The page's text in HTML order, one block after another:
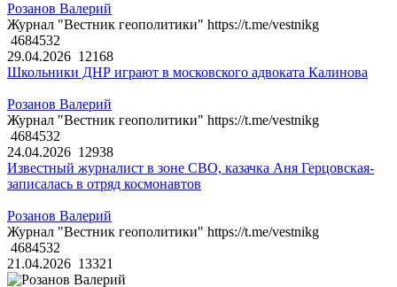
Розанов Валерий
Журнал "Вестник геополитики" https://t.me/vestnikg
4684532
29.04.2026 12168
Школьники ДНР играют в московского адвоката Калинова
Розанов Валерий
Журнал "Вестник геополитики" https://t.me/vestnikg
4684532
24.04.2026 12938
Известный журналист в зоне СВО, казачка Аня Герцовская-
записалась в отряд космонавтов
Розанов Валерий
Журнал "Вестник геополитики" https://t.me/vestnikg
4684532
21.04.2026 13321